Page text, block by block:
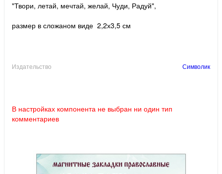
"Твори, летай, мечтай, желай, Чуди, Радуй",
размер в сложаном виде 2,2х3,5 см
Издательство Символик
В настройках компонента не выбран ни один тип
комментариев